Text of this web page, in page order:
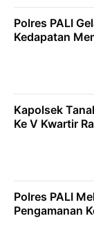
Polres PALI
Kedapatan
Kapolsek
Ke V Kwartir
Polres PALI
Pengamanan